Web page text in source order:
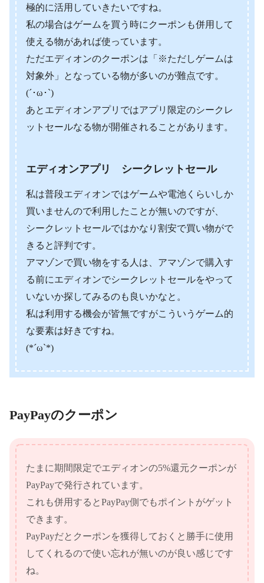
極的に活用していきたいですね。
私の場合はゲームを買う時にクーポンも併用して
使える物があれば使っています。
ただエディオンのクーポンは「※ただしゲームは
対象外」となっている物が多いのが難点です。
(´･ω･`)
あとエディオンアプリではアプリ限定のシークレ
ットセールなる物が開催されることがあります。
エディオンアプリ シークレットセール
私は普段エディオンではゲームや電池くらいしか
買いませんので利用したことが無いのですが、
シークレットセールではかなり割安で買い物がで
きると評判です。
アマゾンで買い物をする人は、アマゾンで購入す
る前にエディオンでシークレットセールをやって
いないか探してみるのも良いかなと。
私は利用する機会が皆無ですがこういうゲーム的
な要素は好きですね。
(*´ω`*)
PayPayのクーポン
たまに期間限定でエディオンの5%還元クーポンが
PayPayで発行されています。
これも併用するとPayPay側でもポイントがゲット
できます。
PayPayだとクーポンを獲得しておくと勝手に使用
してくれるので使い忘れが無いのが良い感じです
ね。